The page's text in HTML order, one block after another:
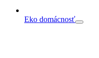
Eko domácnosť